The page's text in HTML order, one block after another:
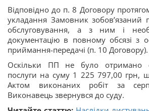
Відповідно до п. 8 Договору
укладання Замовник зобов’язаний
обслуговування, а з ним і
документацію в повному обсязі з
приймання-передачі (п. 10 Договору).
Оскільки ПП не було отримано
послуги на суму 1 225 797,00 грн,
Актом виконаних робіт за
Виконавець звернувся до суду.